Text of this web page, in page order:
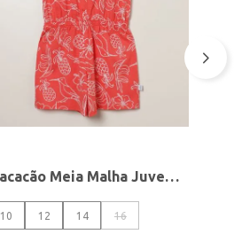
Macacão Meia Malha Juvenil Para Menina - LARANJA
10 12 14 16